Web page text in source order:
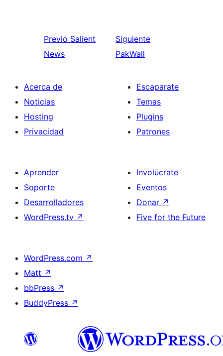
Previo Salient
News
Siguiente
PakWall
Acerca de
Noticias
Hosting
Privacidad
Escaparate
Temas
Plugins
Patrones
Aprender
Soporte
Desarrolladores
WordPress.tv ↗
Involúcrate
Eventos
Donar ↗
Five for the Future
WordPress.com ↗
Matt ↗
bbPress ↗
BuddyPress ↗